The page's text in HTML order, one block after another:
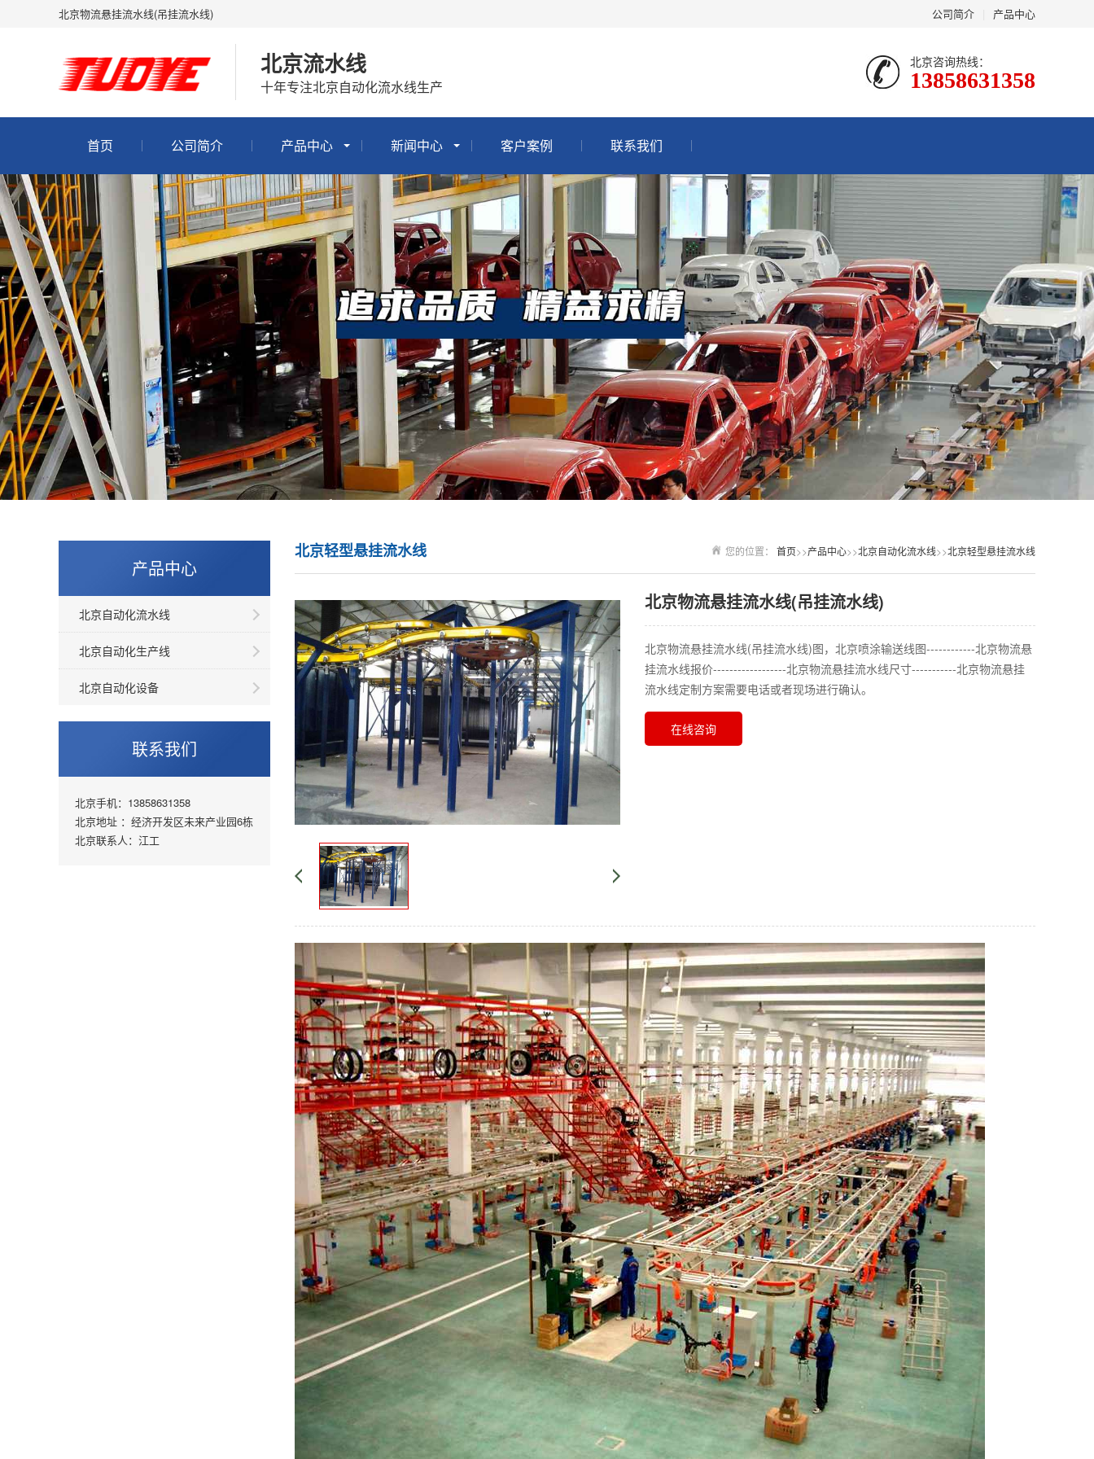
公司简介 产品中心
北京物流悬挂流水线(吊挂流水线)
北京流水线
十年专注北京自动化流水线生产
北京咨询热线：
13858631358
首页 公司简介 产品中心 新闻中心 客户案例 联系我们
产品中心
北京自动化流水线
北京自动化生产线
北京自动化设备
联系我们
北京手机：13858631358
北京地址 ：经济开发区未来产业园6栋
北京联系人：江工
您的位置： 首页>>产品中心>>北京自动化流水线>>北京轻型悬挂流水线
北京轻型悬挂流水线
北京物流悬挂流水线(吊挂流水线)
北京物流悬挂流水线(吊挂流水线)图，北京喷涂输送线图------------北京物流悬
挂流水线报价------------------北京物流悬挂流水线尺寸-----------北京物流悬挂
流水线定制方案需要电话或者现场进行确认。
在线咨询